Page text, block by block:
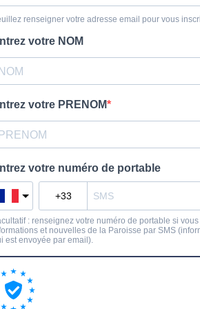
renseigner votre adresse email pour vous
votre NOM
votre PRENOM
votre numéro de portable
: renseignez votre numéro de portable si
et nouvelles de la Paroisse par SMS
est envoyée par email).